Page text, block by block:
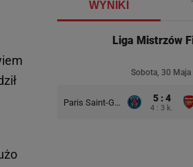
WYNIKI
Liga Mistrzów
Sobota, 30 Maja
Paris Saint-Germain 5 : 4
4 : 3 k.